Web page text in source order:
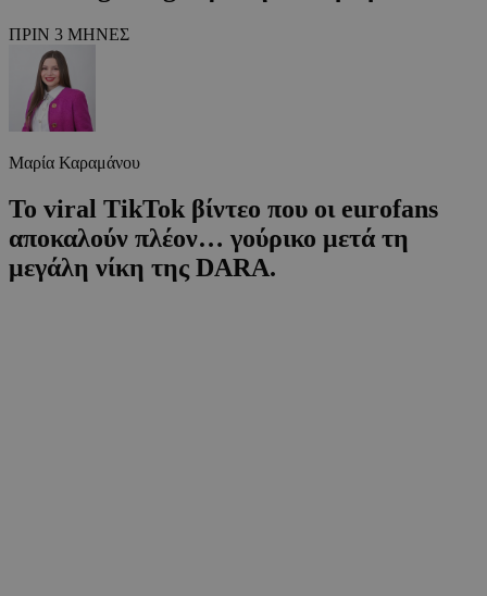
ΠΡΙΝ 3 ΜΗΝΕΣ
Μαρία Καραμάνου
Το viral TikTok βίντεο που οι eurofans
αποκαλούν πλέον… γούρικο μετά τη
μεγάλη νίκη της DARA.